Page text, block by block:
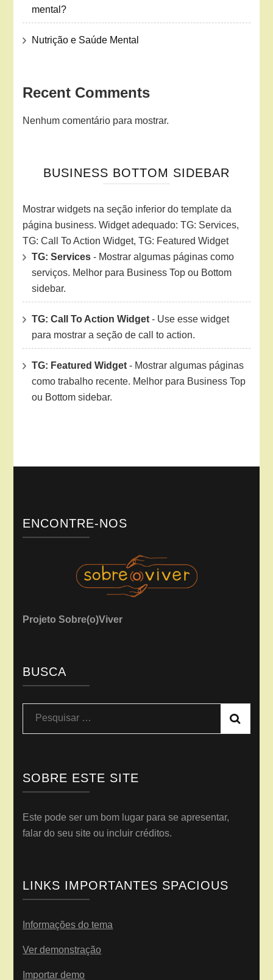
mental?
Nutrição e Saúde Mental
Recent Comments
Nenhum comentário para mostrar.
BUSINESS BOTTOM SIDEBAR
Mostrar widgets na seção inferior do template da
página business. Widget adequado: TG: Services,
TG: Call To Action Widget, TG: Featured Widget
TG: Services - Mostrar algumas páginas como
serviços. Melhor para Business Top ou Bottom
sidebar.
TG: Call To Action Widget - Use esse widget
para mostrar a seção de call to action.
TG: Featured Widget - Mostrar algumas páginas
como trabalho recente. Melhor para Business Top
ou Bottom sidebar.
ENCONTRE-NOS
Projeto Sobre(o)Viver
BUSCA
Pesquisar
por:
SOBRE ESTE SITE
Este pode ser um bom lugar para se apresentar,
falar do seu site ou incluir créditos.
LINKS IMPORTANTES SPACIOUS
Informações do tema
Ver demonstração
Importar demo